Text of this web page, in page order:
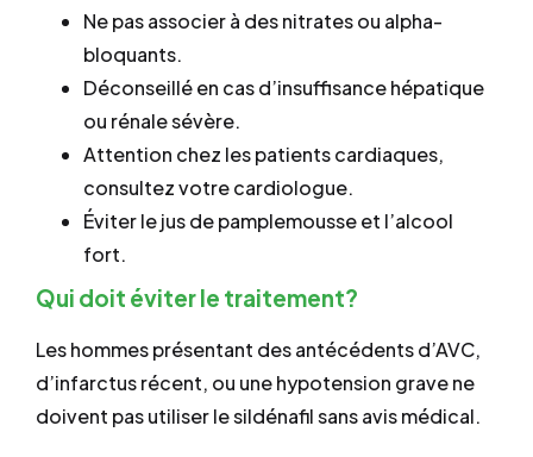
Ne pas associer à des nitrates ou alpha-
bloquants.
Déconseillé en cas d’insuffisance hépatique
ou rénale sévère.
Attention chez les patients cardiaques,
consultez votre cardiologue.
Éviter le jus de pamplemousse et l’alcool
fort.
Qui doit éviter le traitement?
Les hommes présentant des antécédents d’AVC,
d’infarctus récent, ou une hypotension grave ne
doivent pas utiliser le sildénafil sans avis médical.